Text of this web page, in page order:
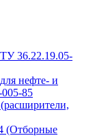
36.22.19.05-
нефте- и
85
(Отборные